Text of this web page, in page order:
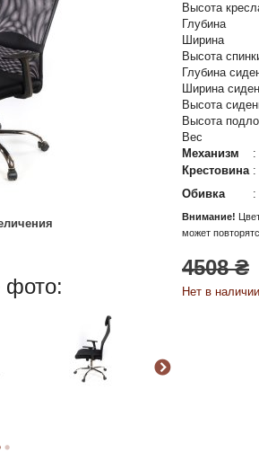
фото:
Высота
Глубина
Ширина
Высота
Глубина
Ширина
Высота
Высота
Вес
Механизм
:
Крестовина:
Обивка
:
Внимание!
может
4508 ₴
Нет в наличии